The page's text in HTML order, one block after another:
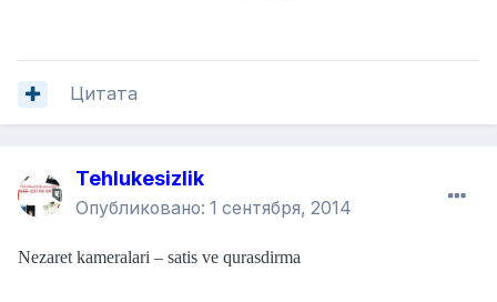
Цитата
Tehlukesizlik
Опубликовано: 1 сентября, 2014
Nezaret kameralari – satis ve qurasdirma